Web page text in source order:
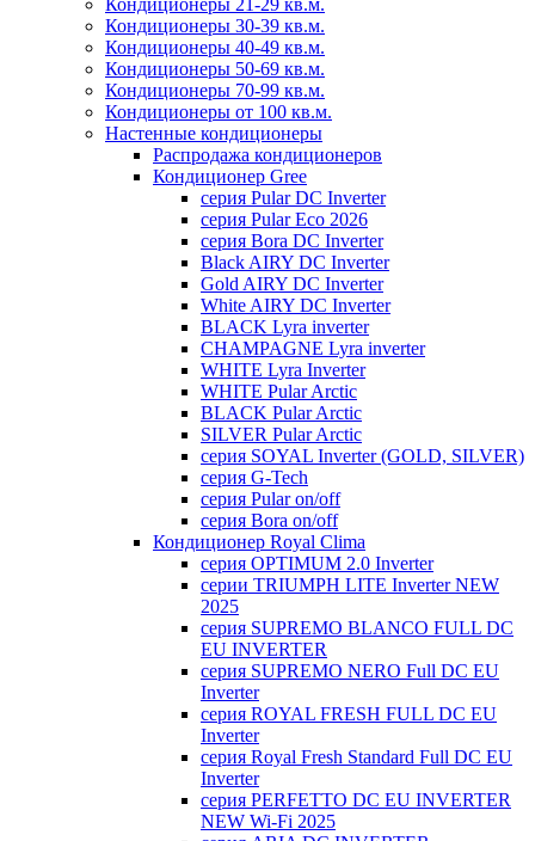
Кондиционеры 30-39 кв.м.
Кондиционеры 40-49 кв.м.
Кондиционеры 50-69 кв.м.
Кондиционеры 70-99 кв.м.
Кондиционеры от 100 кв.м.
Настенные кондиционеры
Распродажа кондиционеров
Кондиционер Gree
серия Pular DC Inverter
серия Pular Eco 2026
серия Bora DC Inverter
Black AIRY DC Inverter
Gold AIRY DC Inverter
White AIRY DC Inverter
BLACK Lyra inverter
CHAMPAGNE Lyra inverter
WHITE Lyra Inverter
WHITE Pular Arctic
BLACK Pular Arctic
SILVER Pular Arctic
серия SOYAL Inverter (GOLD, SILVER)
серия G-Tech
серия Pular on/off
серия Bora on/off
Кондиционер Royal Clima
серия OPTIMUM 2.0 Inverter
серии TRIUMPH LITE Inverter NEW
2025
серия SUPREMO BLANCO FULL DC
EU INVERTER
серия SUPREMO NERO Full DC EU
Inverter
серия ROYAL FRESH FULL DC EU
Inverter
серия Royal Fresh Standard Full DC EU
Inverter
серия PERFETTO DC EU INVERTER
NEW Wi-Fi 2025